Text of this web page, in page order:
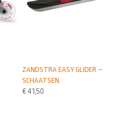
ZANDSTRA EASY GLIDER –
SCHAATSEN
€ 41,50